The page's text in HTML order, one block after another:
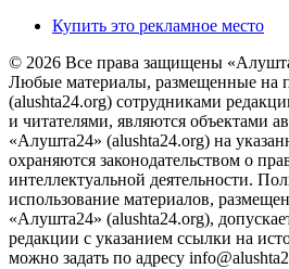
Купить это рекламное место
© 2026 Все права защищены
Любые материалы, размещенные на
(alushta24.org) сотрудниками
и читателями, являются объектами
«Алушта24» (alushta24.org) на
охраняются законодательством о
интеллектуальной деятельности.
использование материалов,
«Алушта24» (alushta24.org),
редакции с указанием ссылки на
можно задать по адресу